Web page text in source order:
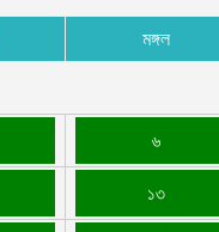
মঙ্গল
৬
১৩